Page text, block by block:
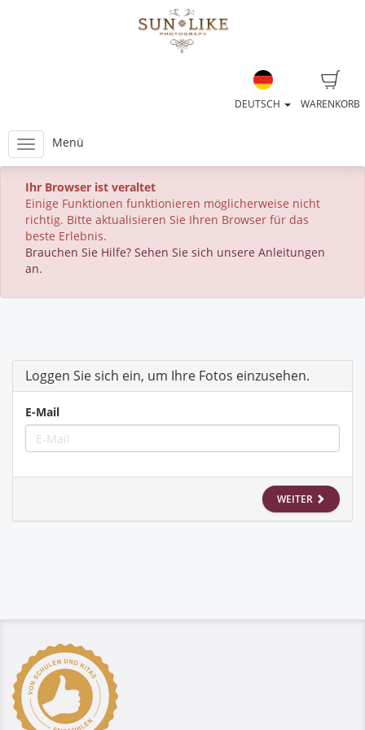
WARENKORB
DEUTSCH
Menü
Ihr Browser ist veraltet
Einige Funktionen funktionieren möglicherweise nicht
richtig. Bitte aktualisieren Sie Ihren Browser für das
beste Erlebnis.
Brauchen Sie Hilfe? Sehen Sie sich unsere Anleitungen
an.
Loggen Sie sich ein, um Ihre Fotos einzusehen.
E-Mail
WEITER